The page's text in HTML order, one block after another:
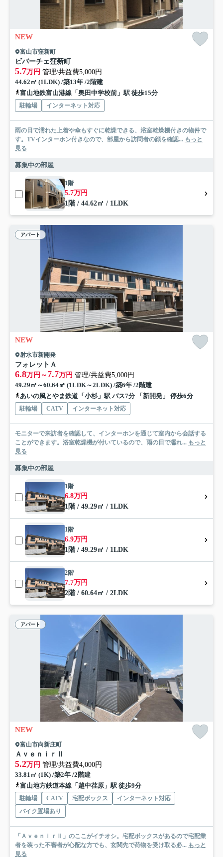
NEW
富山市窪新町
ビバーチェ窪新町
5.7万円 管理/共益費5,000円
44.62㎡ (1LDK) /築13年 /2階建
富山地鉄富山港線「奥田中学校前」駅 徒歩15分
駐輪場 インターネット対応
雨の日で濡れた上着や傘もすぐに乾燥できる、浴室乾燥機付きの物件で
す。TVインターホン付きなので、部屋から訪問者の顔を確認... もっと
見る
募集中の部屋
1階
5.7万円
1階 / 44.62㎡ / 1LDK
アパート
NEW
射水市新開発
フォレットＡ
6.8万円～ 7.7万円 管理/共益費5,000円
49.29㎡～60.64㎡ (1LDK～2LDK) /築6年 /2階建
あいの風とやま鉄道「小杉」駅 バス7分 「新開発」 停歩6分
駐輪場 CATV インターネット対応
モニターで来訪者を確認して、インターホンを通じて室内から会話する
ことができます。浴室乾燥機が付いているので、雨の日で濡れ... もっと
見る
募集中の部屋
1階
6.8万円
1階 / 49.29㎡ / 1LDK
1階
6.9万円
1階 / 49.29㎡ / 1LDK
2階
7.7万円
2階 / 60.64㎡ / 2LDK
アパート
NEW
富山市向新庄町
ＡｖｅｎｉｒⅡ
5.2万円 管理/共益費4,000円
33.81㎡ (1K) /築2年 /2階建
富山地方鉄道本線「越中荏原」駅 徒歩9分
駐輪場 CATV 宅配ボックス
インターネット対応
バイク置場あり
「ＡｖｅｎｉｒⅡ」のここがイチオシ。宅配ボックスがあるので宅配業
者を装った不審者が心配な方でも、玄関先で荷物を受け取る必... もっと
見る